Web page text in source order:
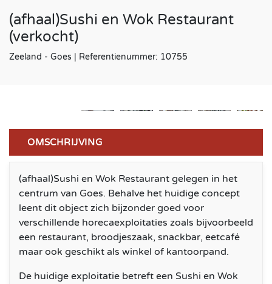
(afhaal)Sushi en Wok Restaurant
(verkocht)
Zeeland - Goes | Referentienummer: 10755
OMSCHRIJVING
(afhaal)Sushi en Wok Restaurant gelegen in het
centrum van Goes. Behalve het huidige concept
leent dit object zich bijzonder goed voor
verschillende horecaexploitaties zoals bijvoorbeeld
een restaurant, broodjeszaak, snackbar, eetcafé
maar ook geschikt als winkel of kantoorpand.
De huidige exploitatie betreft een Sushi en Wok